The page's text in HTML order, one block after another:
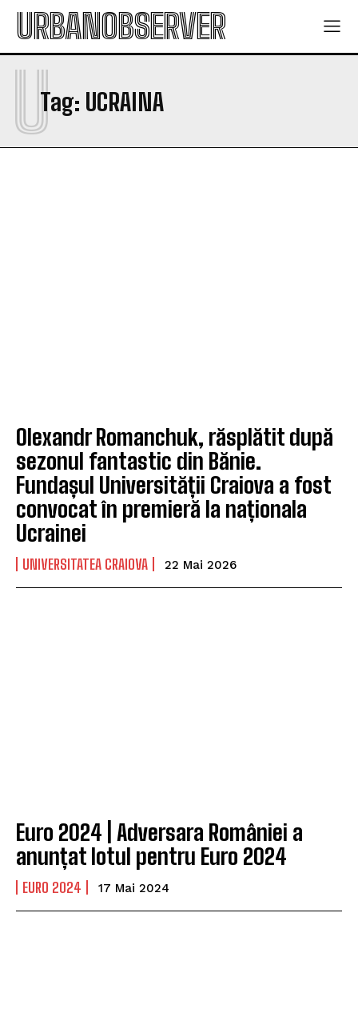
URBANOBSERVER
Tag: UCRAINA
U
Olexandr Romanchuk, răsplătit după
sezonul fantastic din Bănie.
Fundașul Universității Craiova a fost
convocat în premieră la naționala
Ucrainei
UNIVERSITATEA CRAIOVA 22 Mai 2026
Euro 2024 | Adversara României a
anunțat lotul pentru Euro 2024
EURO 2024 17 Mai 2024